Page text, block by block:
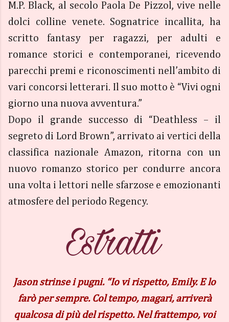
M.P. Black, al secolo Paola De Pizzol, vive nelle
dolci colline venete. Sognatrice incallita, ha
scritto fantasy per ragazzi, per adulti e
romance storici e contemporanei, ricevendo
parecchi premi e riconoscimenti nell’ambito di
vari concorsi letterari. Il suo motto è “Vivi ogni
giorno una nuova avventura.”
Dopo il grande successo di “Deathless – il
segreto di Lord Brown”, arrivato ai vertici della
classifica nazionale Amazon, ritorna con un
nuovo romanzo storico per condurre ancora
una volta i lettori nelle sfarzose e emozionanti
atmosfere del periodo Regency.
Jason strinse i pugni. “Io vi rispetto, Emily. E lo
farò per sempre. Col tempo, magari, arriverà
qualcosa di più del rispetto. Nel frattempo, voi